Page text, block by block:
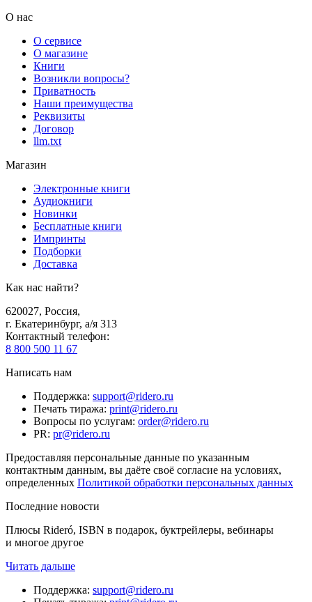
О нас
О сервисе
О магазине
Книги
Возникли вопросы?
Приватность
Наши преимущества
Реквизиты
Договор
llm.txt
Магазин
Электронные книги
Аудиокниги
Новинки
Бесплатные книги
Импринты
Подборки
Доставка
Как нас найти?
620027, Россия,
г. Екатеринбург, а/я 313
Контактный телефон:
8 800 500 11 67
Написать нам
Поддержка: support@ridero.ru
Печать тиража: print@ridero.ru
Вопросы по услугам: order@ridero.ru
PR: pr@ridero.ru
Предоставляя персональные данные по указанным
контактным данным, вы даёте своё согласие на условиях,
определенных Политикой обработки персональных данных
Последние новости
Плюсы Rideró, ISBN в подарок, буктрейлеры, вебинары
и многое другое
Читать дальше
Поддержка: support@ridero.ru